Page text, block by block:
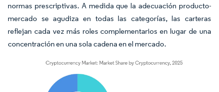
normas prescriptivas. A medida que la adecuación producto-
mercado se agudiza en todas las categorías, las carteras
reflejan cada vez más roles complementarios en lugar de una
concentración en una sola cadena en el mercado.